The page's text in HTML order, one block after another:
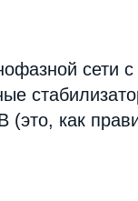
сети
(это, как